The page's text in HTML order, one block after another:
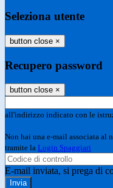
Seleziona utente
button close ×
Recupero password
button close ×
all'indirizzo indicato con le
Non hai una e-mail associata al
tramite la Login Spaggiari
E-mail inviata, si prega di